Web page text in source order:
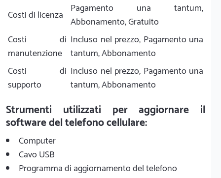
Costi di licenza Pagamento una tantum,
Abbonamento, Gratuito
Costi di
manutenzione
Incluso nel prezzo, Pagamento una
tantum, Abbonamento
Costi di
supporto
Incluso nel prezzo, Pagamento una
tantum, Abbonamento
Strumenti utilizzati per aggiornare il
software del telefono cellulare:
Computer
Cavo USB
Programma di aggiornamento del telefono